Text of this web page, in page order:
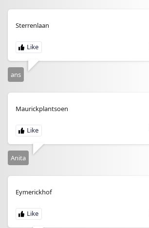
Sterrenlaan
ans
Maurickplantsoen
Anita
Eymerickhof